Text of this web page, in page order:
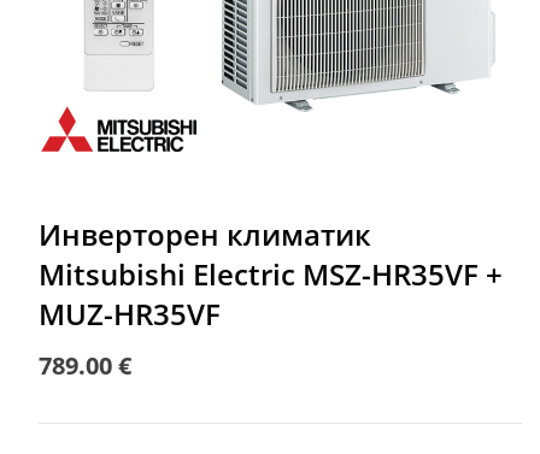
Инверторен климатик
Mitsubishi Electric MSZ-HR35VF +
MUZ-HR35VF
789.00€